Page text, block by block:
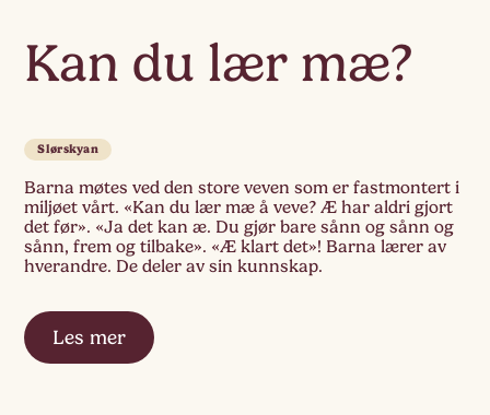
Kan du lær mæ?
Slørskyan
Barna møtes ved den store veven som er fastmontert i
miljøet vårt. «Kan du lær mæ å veve? Æ har aldri gjort
det før». «Ja det kan æ. Du gjør bare sånn og sånn og
sånn, frem og tilbake». «Æ klart det»! Barna lærer av
hverandre. De deler av sin kunnskap.
Les mer